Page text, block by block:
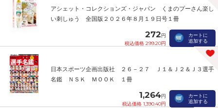
アシェット・コレクションズ・ジャパン くまのプーさん楽し
い刺しゅう 全国版２０２６年８月１９日号１冊
272円
税込価格 299.20円
カートに
追加する
日本スポーツ企画出版社 ２６－２７ Ｊ１＆Ｊ２＆Ｊ３選手
名鑑 ＮＳＫ ＭＯＯＫ １冊
1,264円
税込価格 1,390.40円
カートに
追加する